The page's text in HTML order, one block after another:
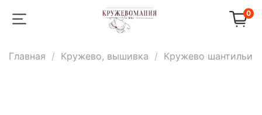
0
Главная Кружево, вышивка Кружево шантильи